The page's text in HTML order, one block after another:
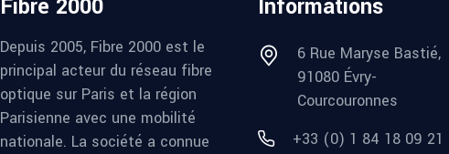
Fibre 2000
Depuis 2005, Fibre 2000 est le
principal acteur du réseau fibre
optique sur Paris et la région
Parisienne avec une mobilité
nationale. La société a connue
Informations
6 Rue Maryse Bastié,
91080 Évry-
Courcouronnes
+33 (0) 1 84 18 09 21